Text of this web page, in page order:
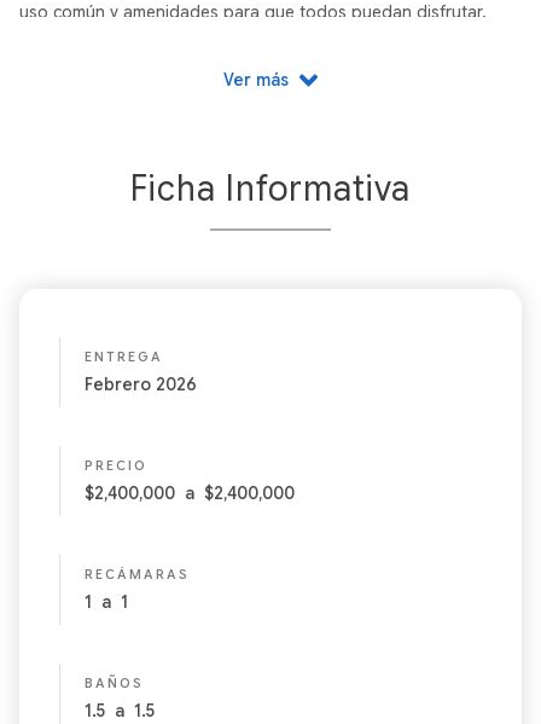
uso común y amenidades para que todos puedan disfrutar.
Ver más
Ficha Informativa
ENTREGA
Febrero 2026
PRECIO
$2,400,000 a $2,400,000
RECÁMARAS
1 a 1
BAÑOS
1.5 a 1.5